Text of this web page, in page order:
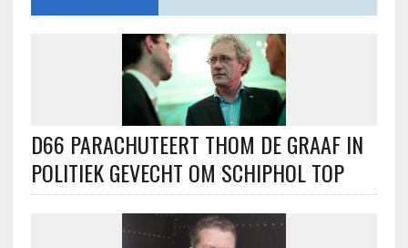
D66 PARACHUTEERT THOM DE GRAAF IN
POLITIEK GEVECHT OM SCHIPHOL TOP